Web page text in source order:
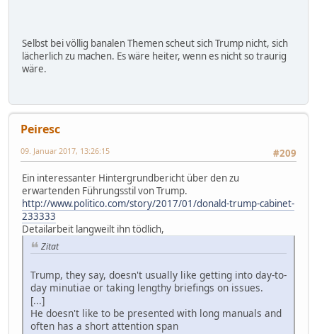
Selbst bei völlig banalen Themen scheut sich Trump nicht, sich
lächerlich zu machen. Es wäre heiter, wenn es nicht so traurig
wäre.
Peiresc
#209
09. Januar 2017, 13:26:15
Ein interessanter Hintergrundbericht über den zu
erwartenden Führungsstil von Trump.
http://www.politico.com/story/2017/01/donald-trump-cabinet-
233333
Detailarbeit langweilt ihn tödlich,
Zitat
Trump, they say, doesn't usually like getting into day-to-
day minutiae or taking lengthy briefings on issues.
[...]
He doesn't like to be presented with long manuals and
often has a short attention span